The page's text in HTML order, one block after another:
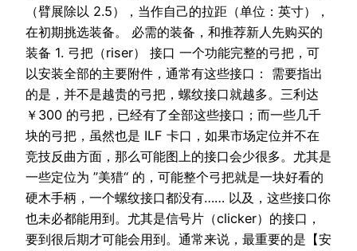
（臂展除以 2.5），当作自己的拉距（单位：英寸），
在初期挑选装备。 必需的装备，和推荐新人先购买的
装备 1. 弓把（riser） 接口 一个功能完整的弓把，可
以安装全部的主要附件，通常有这些接口： 需要指出
的是，并不是越贵的弓把，螺纹接口就越多。三利达
￥300 的弓把，已经有了全部这些接口；而一些几千
块的弓把，虽然也是 ILF 卡口，如果市场定位并不在
竞技反曲方面，那么可能图上的接口会少很多。尤其是
一些定位为 ”美猎“ 的，可能整个弓把就是一块好看的
硬木手柄，一个螺纹接口都没有…… 以及，这些接口你
也未必都能用到。尤其是信号片（clicker）的接口，
要到很后期才可能会用到。通常来说，最重要的是【安